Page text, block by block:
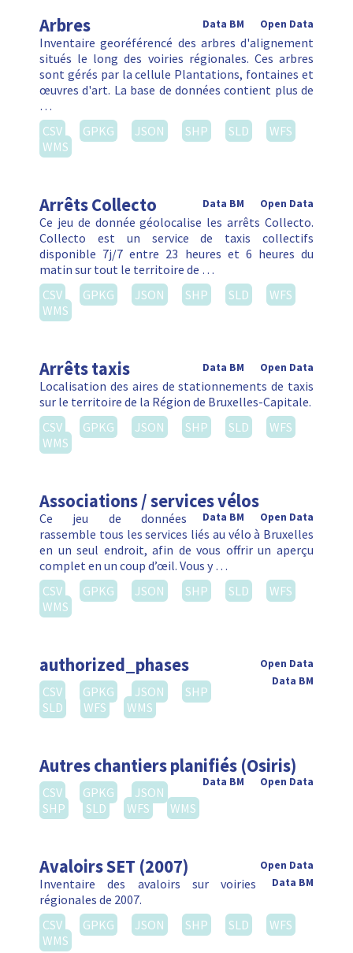
Arbres Open Data
Data BM
Inventaire georéférencé des arbres d'alignement
situés le long des voiries régionales. Ces arbres
sont gérés par la cellule Plantations, fontaines et
œuvres d'art. La base de données contient plus de
…
CSV
GPKG JSON SHP SLD
WFS
WMS
Arrêts Collecto Open Data
Data BM
Ce jeu de donnée géolocalise les arrêts Collecto.
Collecto est un service de taxis collectifs
disponible 7j/7 entre 23 heures et 6 heures du
matin sur tout le territoire de …
CSV
GPKG JSON SHP SLD
WFS
WMS
Arrêts taxis Open Data
Data BM
Localisation des aires de stationnements de taxis
sur le territoire de la Région de Bruxelles-Capitale.
CSV
GPKG JSON SHP SLD
WFS
WMS
Associations / services vélos
Open Data
Data BM
Ce jeu de données
rassemble tous les services liés au vélo à Bruxelles
en un seul endroit, afin de vous offrir un aperçu
complet en un coup d’œil. Vous y …
CSV
GPKG JSON SHP SLD
WFS
WMS
authorized_phases
Open Data
Data BM
CSV GPKG JSON
SHP
SLD
WFS WMS
Autres chantiers planifiés (Osiris)
Open Data
Data BM
CSV GPKG
JSON
SHP
SLD WFS WMS
Avaloirs SET (2007)
Open Data
Data BM
Inventaire des avaloirs sur voiries
régionales de 2007.
CSV
GPKG JSON SHP SLD
WFS
WMS